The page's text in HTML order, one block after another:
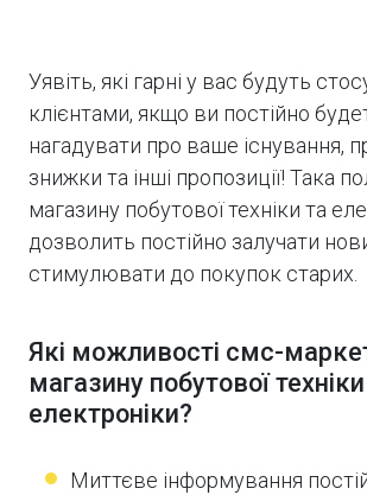
Уявіть, які гарні у вас будуть
клієнтами, якщо ви постійно
нагадувати про ваше існування,
знижки та інші пропозиції! Така
магазину побутової техніки та
дозволить постійно залучати
стимулювати до покупок старих.
Які можливості смс-
магазину побутової
електроніки?
Миттєве інформування